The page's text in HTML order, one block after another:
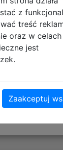
o
tekstylne -
plik
z
treść
oraz w celach
jest
Zaakceptuj